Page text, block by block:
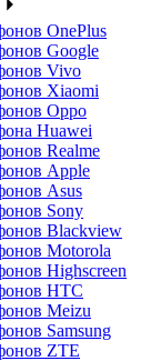
OnePlus
Google
Vivo
Xiaomi
Oppo
Huawei
Realme
Apple
Asus
Sony
Blackview
Motorola
Highscreen
HTC
Meizu
Samsung
ZTE